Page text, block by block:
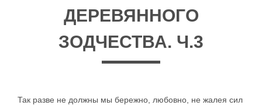
ДЕРЕВЯННОГО
ЗОДЧЕСТВА. Ч.3
Так разве не должны мы бережно, любовно, не жалея сил